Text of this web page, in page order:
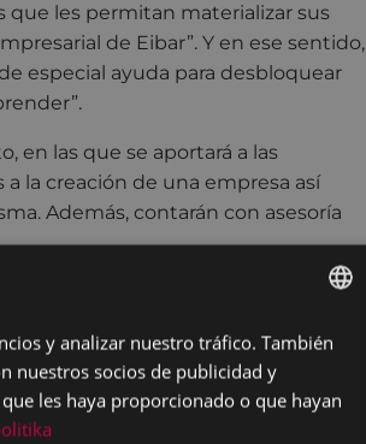
que les permitan materializar sus
de Eibar”. Y en ese sentido,
especial ayuda para desbloquear
en las que se aportará a las
la creación de una empresa así
Además, contarán con asesoría
de una comunidad emprendedora
ponerlo en marcha.
de su proyecto y el
de la comarca de
BASQUE
y analizar nuestro tráfico. También
nuestros socios de publicidad y
les haya proporcionado o que hayan